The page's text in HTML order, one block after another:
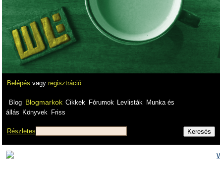
Belépés vagy regisztráció
Blog Blogmarkok Cikkek Fórumok Levlisták
Munka és
állás Könyvek Friss
Részletes